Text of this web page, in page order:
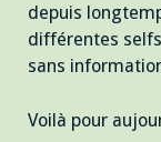
depuis
différentes
sans
Voilà pour